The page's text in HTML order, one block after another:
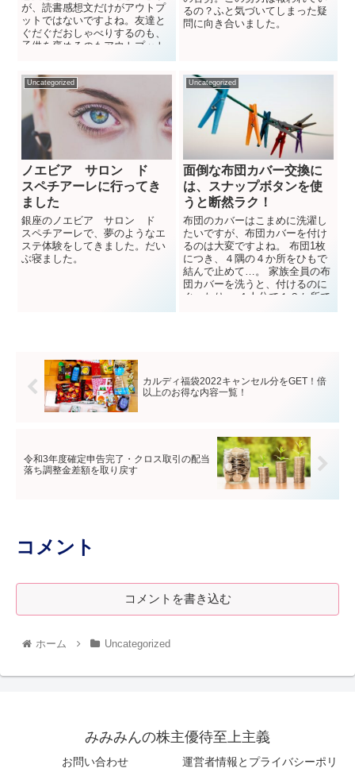
が、読書感想文だけがアウトプ
ットではないですよね。友達と
ぐだぐだおしゃべりするのも、
子供を褒めるのもアウトプット
るの？ふと気づいてしまった疑
問に向き合いました。
Uncategorized
ノエビア サロン ド
スペチアーレに行ってき
ました
銀座のノエビア サロン ド
スペチアーレで、夢のようなエ
ステ体験をしてきました。だい
ぶ寝ました。
Uncategorized
面倒な布団カバー交換に
は、スナップボタンを使
うと断然ラク！
布団のカバーはこまめに洗濯し
たいですが、布団カバーを付け
るのは大変ですよね。 布団1枚
につき、４隅の４か所をひもで
結んで止めて…。 家族全員の布
団カバーを洗うと、付けるのに
ぐったり。 ４人分で１６か所で
カルディ福袋2022キャンセル分をGET！倍
以上のお得な内容一覧！
令和3年度確定申告完了・クロス取引の配当
落ち調整金差額を取り戻す
コメント
コメントを書き込む
ホーム Uncategorized
みみみんの株主優待至上主義
お問い合わせ 運営者情報とプライバシーポリ